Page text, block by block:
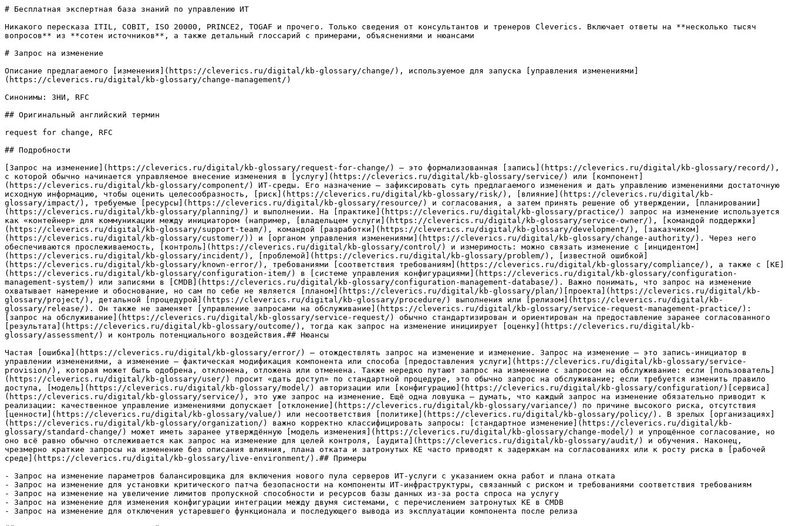
# Бесплатная экспертная база знаний по управлению ИТ
Никакого пересказа ITIL, COBIT, ISO 20000, PRINCE2, TOGAF и прочего. Только сведения от консультантов и тренеров Cleverics. Включает ответы на **несколько тысяч
вопросов** из **сотен источников**, а также детальный глоссарий с примерами, объяснениями и нюансами
# Запрос на изменение
Описание предлагаемого [изменения](https://cleverics.ru/digital/kb-glossary/change/), используемое для запуска [управления изменениями]
(https://cleverics.ru/digital/kb-glossary/change-management/)
Синонимы: ЗНИ, RFC
## Оригинальный английский термин
request for change, RFC
## Подробности
[Запрос на изменение](https://cleverics.ru/digital/kb-glossary/request-for-change/) — это формализованная [запись](https://cleverics.ru/digital/kb-glossary/record/),
с которой обычно начинается управляемое внесение изменения в [услугу](https://cleverics.ru/digital/kb-glossary/service/) или [компонент]
(https://cleverics.ru/digital/kb-glossary/component/) ИТ-среды. Его назначение — зафиксировать суть предлагаемого изменения и дать управлению изменениями достаточную
исходную информацию, чтобы оценить целесообразность, [риск](https://cleverics.ru/digital/kb-glossary/risk/), [влияние](https://cleverics.ru/digital/kb-
glossary/impact/), требуемые [ресурсы](https://cleverics.ru/digital/kb-glossary/resource/) и согласования, а затем принять решение об утверждении, [планировании]
(https://cleverics.ru/digital/kb-glossary/planning/) и выполнении. На [практике](https://cleverics.ru/digital/kb-glossary/practice/) запрос на изменение используется
как «контейнер» для коммуникации между инициатором (например, [владельцем услуги](https://cleverics.ru/digital/kb-glossary/service-owner/), [командой поддержки]
(https://cleverics.ru/digital/kb-glossary/support-team/), командой [разработки](https://cleverics.ru/digital/kb-glossary/development/), [заказчиком]
(https://cleverics.ru/digital/kb-glossary/customer/)) и [органом управления изменениями](https://cleverics.ru/digital/kb-glossary/change-authority/). Через него
обеспечиваются прослеживаемость, [контроль](https://cleverics.ru/digital/kb-glossary/control/) и измеримость: можно связать изменение с [инцидентом]
(https://cleverics.ru/digital/kb-glossary/incident/), [проблемой](https://cleverics.ru/digital/kb-glossary/problem/), [известной ошибкой]
(https://cleverics.ru/digital/kb-glossary/known-error/), требованиями [соответствия требованиям](https://cleverics.ru/digital/kb-glossary/compliance/), а также с [КЕ]
(https://cleverics.ru/digital/kb-glossary/configuration-item/) в [системе управления конфигурациями](https://cleverics.ru/digital/kb-glossary/configuration-
management-system/) или записями в [CMDB](https://cleverics.ru/digital/kb-glossary/configuration-management-database/). Важно понимать, что запрос на изменение
охватывает намерение и обоснование, но сам по себе не является [планом](https://cleverics.ru/digital/kb-glossary/plan/)[проекта](https://cleverics.ru/digital/kb-
glossary/project/), детальной [процедурой](https://cleverics.ru/digital/kb-glossary/procedure/) выполнения или [релизом](https://cleverics.ru/digital/kb-
glossary/release/). Он также не заменяет [управление запросами на обслуживание](https://cleverics.ru/digital/kb-glossary/service-request-management-practice/):
[запрос на обслуживание](https://cleverics.ru/digital/kb-glossary/service-request/) обычно стандартизирован и ориентирован на предоставление заранее согласованного
[результата](https://cleverics.ru/digital/kb-glossary/outcome/), тогда как запрос на изменение инициирует [оценку](https://cleverics.ru/digital/kb-
glossary/assessment/) и контроль потенциального воздействия.## Нюансы
Частая [ошибка](https://cleverics.ru/digital/kb-glossary/error/) — отождествлять запрос на изменение и изменение. Запрос на изменение — это запись-инициатор в
управлении изменениями, а изменение — фактическая модификация компонента или способа [предоставления услуги](https://cleverics.ru/digital/kb-glossary/service-
provision/), которая может быть одобрена, отклонена, отложена или отменена. Также нередко путают запрос на изменение с запросом на обслуживание: если [пользователь]
(https://cleverics.ru/digital/kb-glossary/user/) просит «дать доступ» по стандартной процедуре, это обычно запрос на обслуживание; если требуется изменить правило
доступа, [модель](https://cleverics.ru/digital/kb-glossary/model/) авторизации или [конфигурацию](https://cleverics.ru/digital/kb-glossary/configuration/)[сервиса]
(https://cleverics.ru/digital/kb-glossary/service/), это уже запрос на изменение. Ещё одна ловушка — думать, что каждый запрос на изменение обязательно приводит к
реализации: качественное управление изменениями допускает [отклонение](https://cleverics.ru/digital/kb-glossary/variance/) по причине высокого риска, отсутствия
[ценности](https://cleverics.ru/digital/kb-glossary/value/) или несоответствия [политике](https://cleverics.ru/digital/kb-glossary/policy/). В зрелых [организациях]
(https://cleverics.ru/digital/kb-glossary/organization/) важно корректно классифицировать запросы: [стандартное изменение](https://cleverics.ru/digital/kb-
glossary/standard-change/) может иметь заранее утверждённую [модель изменения](https://cleverics.ru/digital/kb-glossary/change-model/) и упрощённое согласование, но
оно всё равно обычно отслеживается как запрос на изменение для целей контроля, [аудита](https://cleverics.ru/digital/kb-glossary/audit/) и обучения. Наконец,
чрезмерно краткие запросы на изменение без описания влияния, плана отката и затронутых КЕ часто приводят к задержкам на согласованиях или к росту риска в [рабочей
среде](https://cleverics.ru/digital/kb-glossary/live-environment/).## Примеры
- Запрос на изменение параметров балансировщика для включения нового пула серверов ИТ-услуги с указанием окна работ и плана отката
- Запрос на изменение для установки критического патча безопасности на компоненты ИТ-инфраструктуры, связанный с риском и требованиями соответствия требованиям
- Запрос на изменение на увеличение лимитов пропускной способности и ресурсов базы данных из-за роста спроса на услугу
- Запрос на изменение для изменения конфигурации интеграции между двумя системами, с перечислением затронутых КЕ в CMDB
- Запрос на изменение для отключения устаревшего функционала и последующего вывода из эксплуатации компонента после релиза